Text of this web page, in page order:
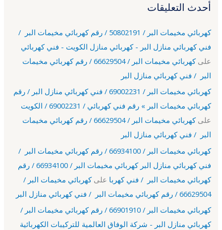
أحدث التعليقات
كهربائي مخيمات البر / 50802191 / رقم كهربائي مخيمات البر /
فني كهربائي منازل البر - كهربائي منازل الكويت - فني كهربائي
على
كهربائي مخيمات البر / 66629504 / رقم كهربائي مخيمات
البر / فني كهربائي منازل البر
كهربائي مخيمات البر / 69002231 / فني كهربائي منازل البر / رقم
كهربائي مخيمات البر » رقم فني كهربائي / 69002231 / الكويت
على
كهربائي مخيمات البر / 66629504 / رقم كهربائي مخيمات
البر / فني كهربائي منازل البر
كهربائي مخيمات البر / 66934100 / رقم كهربائي مخيمات البر /
فني كهربائي منازل البر كهربائي مخيمات البر / 66934100 / رقم
كهربائي مخيمات البر / فني كهربا علىكهربائي مخيمات البر /
66629504 / رقم كهربائي مخيمات البر / فني كهربائي منازل البر
كهربائي مخيمات البر / 66901910 / رقم كهربائي مخيمات البر /
كهربائي منازل البر - شركة الوفاق العالمية للتركيبات الكهربائية